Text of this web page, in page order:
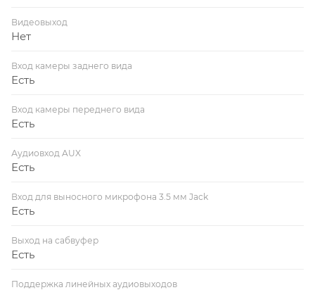
Видеовыход
Нет
Вход камеры заднего вида
Есть
Вход камеры переднего вида
Есть
Аудиовход AUX
Есть
Вход для выносного микрофона 3.5 мм Jack
Есть
Выход на сабвуфер
Есть
Поддержка линейных аудиовыходов